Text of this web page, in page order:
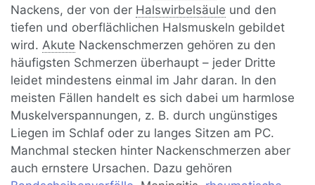
Nackens, der von der Halswirbelsäule und den
tiefen und oberflächlichen Halsmuskeln gebildet
wird. Akute Nackenschmerzen gehören zu den
häufigsten Schmerzen überhaupt – jeder Dritte
leidet mindestens einmal im Jahr daran. In den
meisten Fällen handelt es sich dabei um harmlose
Muskelverspannungen, z. B. durch ungünstiges
Liegen im Schlaf oder zu langes Sitzen am PC.
Manchmal stecken hinter Nackenschmerzen aber
auch ernstere Ursachen. Dazu gehören